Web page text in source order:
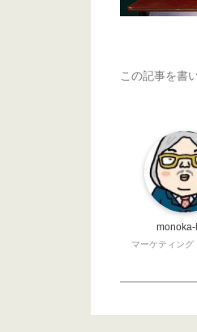
monoka-
マーケティング